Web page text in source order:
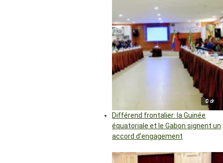
© dr
Différend frontalier: la Guinée
équatoriale et le Gabon signent un
accord d’engagement